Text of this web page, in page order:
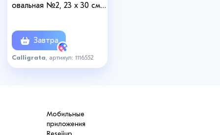
овальная №2, 23 х 30 см,
Завтра
Calligrata , артикул: 1116552
Мобильные
приложения